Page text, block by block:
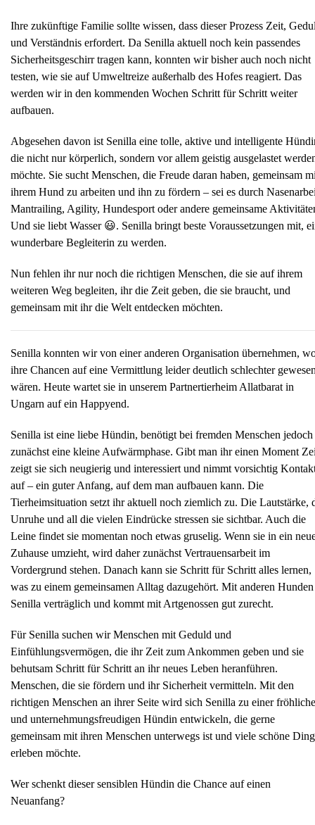
Ihre zukünftige Familie sollte wissen, dass dieser Prozess Zeit,
und Verständnis erfordert. Da Senilla aktuell noch kein passendes
Sicherheitsgeschirr tragen kann, konnten wir bisher auch noch nicht
testen, wie sie auf Umweltreize außerhalb des Hofes reagiert. Das
werden wir in den kommenden Wochen Schritt für Schritt weiter
aufbauen.
Abgesehen davon ist Senilla eine tolle, aktive und intelligente
die nicht nur körperlich, sondern vor allem geistig ausgelastet
möchte. Sie sucht Menschen, die Freude daran haben, gemeinsam
ihrem Hund zu arbeiten und ihn zu fördern – sei es durch
Mantrailing, Agility, Hundesport oder andere gemeinsame
Und sie liebt Wasser 😃. Senilla bringt beste Voraussetzungen mit,
wunderbare Begleiterin zu werden.
Nun fehlen ihr nur noch die richtigen Menschen, die sie auf ihrem
weiteren Weg begleiten, ihr die Zeit geben, die sie braucht, und
gemeinsam mit ihr die Welt entdecken möchten.
Senilla konnten wir von einer anderen Organisation übernehmen,
ihre Chancen auf eine Vermittlung leider deutlich schlechter
wären. Heute wartet sie in unserem Partnertierheim Allatbarat in
Ungarn auf ein Happyend.
Senilla ist eine liebe Hündin, benötigt bei fremden Menschen jedoch
zunächst eine kleine Aufwärmphase. Gibt man ihr einen Moment
zeigt sie sich neugierig und interessiert und nimmt vorsichtig
auf – ein guter Anfang, auf dem man aufbauen kann. Die
Tierheimsituation setzt ihr aktuell noch ziemlich zu. Die Lautstärke,
Unruhe und all die vielen Eindrücke stressen sie sichtbar. Auch die
Leine findet sie momentan noch etwas gruselig. Wenn sie in ein
Zuhause umzieht, wird daher zunächst Vertrauensarbeit im
Vordergrund stehen. Danach kann sie Schritt für Schritt alles lernen,
was zu einem gemeinsamen Alltag dazugehört. Mit anderen
Senilla verträglich und kommt mit Artgenossen gut zurecht.
Für Senilla suchen wir Menschen mit Geduld und
Einfühlungsvermögen, die ihr Zeit zum Ankommen geben und sie
behutsam Schritt für Schritt an ihr neues Leben heranführen.
Menschen, die sie fördern und ihr Sicherheit vermitteln. Mit den
richtigen Menschen an ihrer Seite wird sich Senilla zu einer
und unternehmungsfreudigen Hündin entwickeln, die gerne
gemeinsam mit ihren Menschen unterwegs ist und viele schöne
erleben möchte.
Wer schenkt dieser sensiblen Hündin die Chance auf einen
Neuanfang?